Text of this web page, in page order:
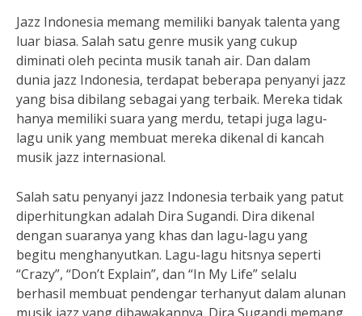
Jazz Indonesia memang memiliki banyak talenta yang
luar biasa. Salah satu genre musik yang cukup
diminati oleh pecinta musik tanah air. Dan dalam
dunia jazz Indonesia, terdapat beberapa penyanyi jazz
yang bisa dibilang sebagai yang terbaik. Mereka tidak
hanya memiliki suara yang merdu, tetapi juga lagu-
lagu unik yang membuat mereka dikenal di kancah
musik jazz internasional.
Salah satu penyanyi jazz Indonesia terbaik yang patut
diperhitungkan adalah Dira Sugandi. Dira dikenal
dengan suaranya yang khas dan lagu-lagu yang
begitu menghanyutkan. Lagu-lagu hitsnya seperti
“Crazy”, “Don’t Explain”, dan “In My Life” selalu
berhasil membuat pendengar terhanyut dalam alunan